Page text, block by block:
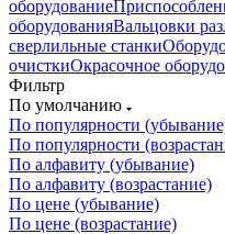
оборудование
оборудованияВальцовки
сверлильные станки
очисткиОкрасочное
Фильтр
По умолчанию
По популярности
По популярности
По алфавиту (убывание)
По алфавиту (возрастание)
По цене (убывание)
По цене (возрастание)